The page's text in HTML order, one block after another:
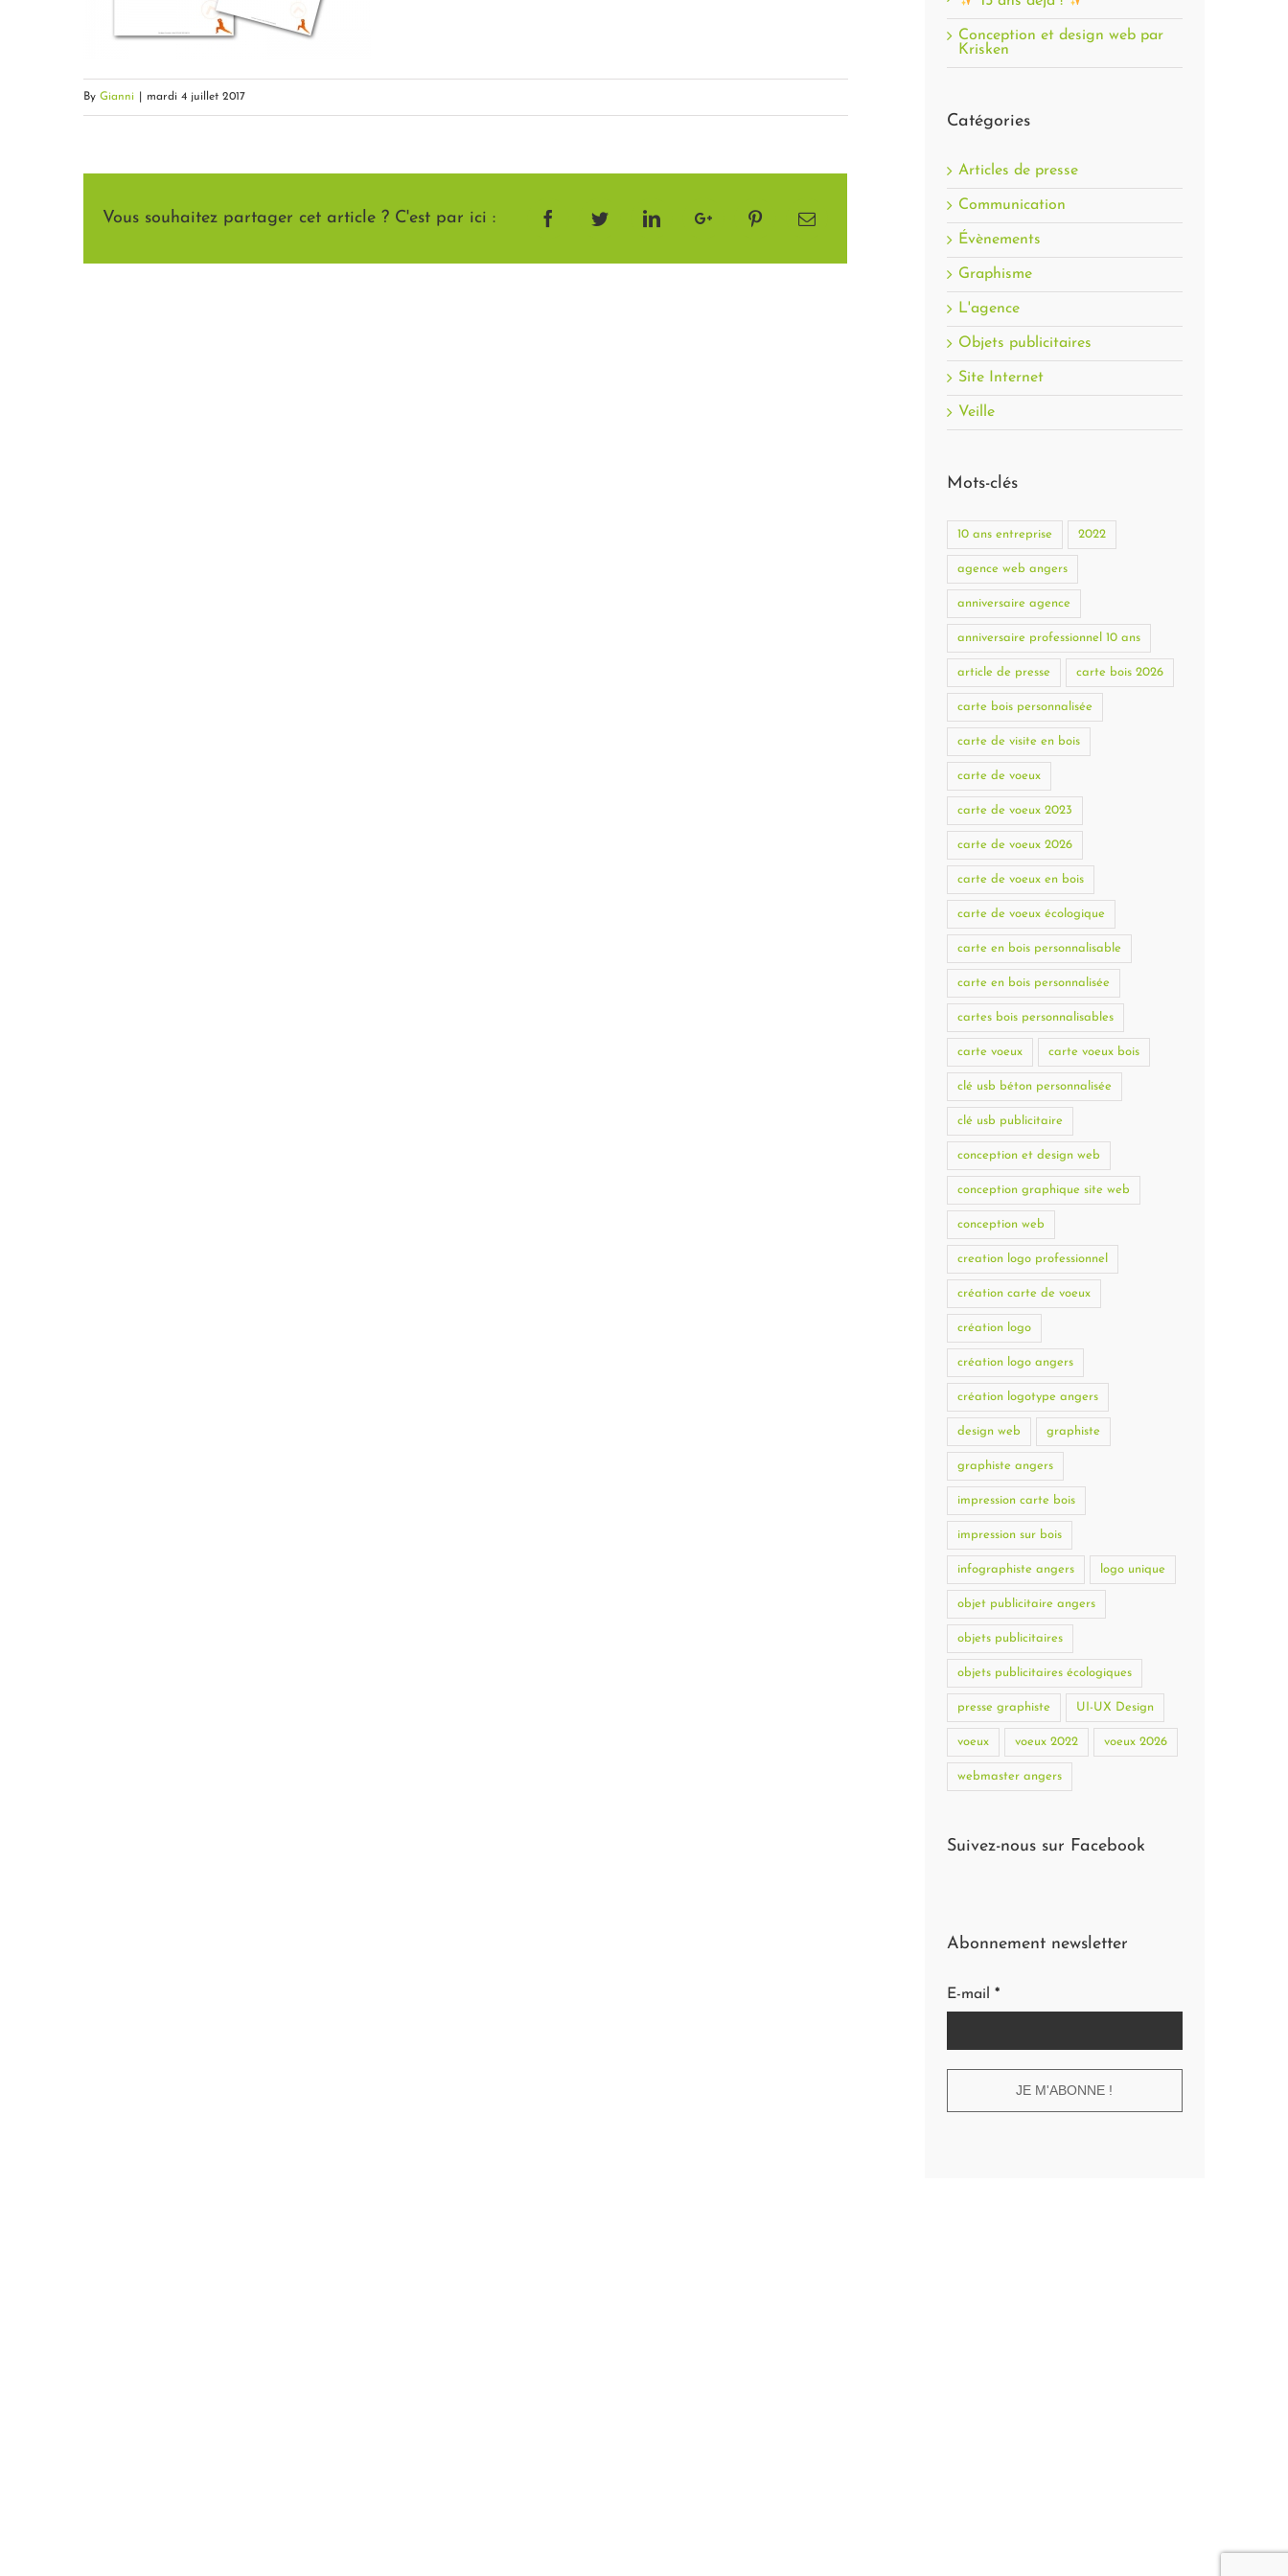
By Gianni mardi 4 juillet 2017
Vous souhaitez partager cet article ? C'est par ici : FacebookTwitterLinkedInGoogle+ PinterestEmail
Conception et design web par
Krisken
Catégories
Articles de presse
Communication
Évènements
Graphisme
L'agence
Objets publicitaires
Site Internet
Veille
Mots-clés
10 ans entreprise 2022
agence web angers
anniversaire agence
anniversaire professionnel 10 ans
article de presse carte bois 2026
carte bois personnalisée
carte de visite en bois
carte de voeux
carte de voeux 2023
carte de voeux 2026
carte de voeux en bois
carte de voeux écologique
carte en bois personnalisable
carte en bois personnalisée
cartes bois personnalisables
carte voeux carte voeux bois
clé usb béton personnalisée
clé usb publicitaire
conception et design web
conception graphique site web
conception web
creation logo professionnel
création carte de voeux
création logo
création logo angers
création logotype angers
design web graphiste
graphiste angers
impression carte bois
impression sur bois
infographiste angers logo unique
objet publicitaire angers
objets publicitaires
objets publicitaires écologiques
presse graphiste UI-UX Design
voeux voeux 2022 voeux 2026
webmaster angers
Suivez-nous sur Facebook
Abonnement newsletter
E-mail *